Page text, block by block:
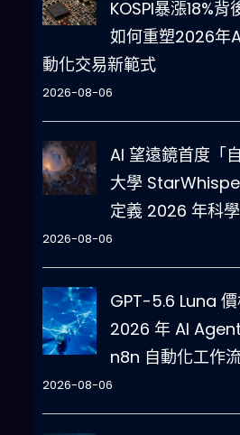
KOSPI暴漲18%
如何重塑2026年
動化交易新範式
2026-08-06
AI 望遠鏡首度「
大學
定義 2026 年科
2026-08-06
GPT-5.6 Luna 價
2026 年 AI
n8n 自動化工作
2026-08-06